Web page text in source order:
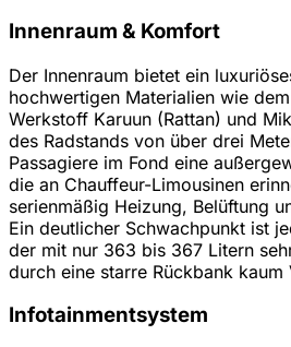
Innenraum & Komfort
Der Innenraum bietet ein
hochwertigen Materialien wie
Werkstoff Karuun (Rattan) und
des Radstands von über drei
Passagiere im Fond eine
die an Chauffeur-Limousinen
serienmäßig Heizung, Belüftung
Ein deutlicher Schwachpunkt ist
der mit nur 363 bis 367 Litern
durch eine starre Rückbank
Infotainmentsystem